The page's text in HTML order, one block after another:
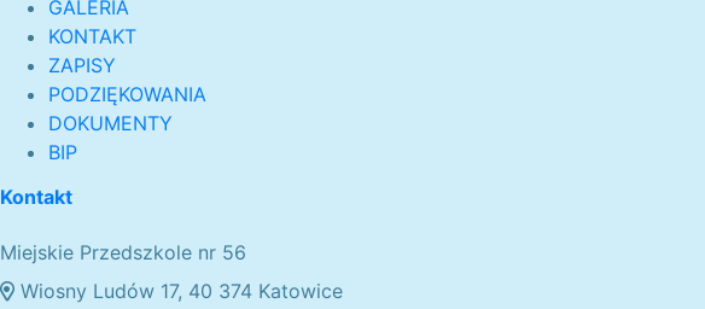
GALERIA
KONTAKT
ZAPISY
PODZIĘKOWANIA
DOKUMENTY
BIP
Kontakt
Miejskie Przedszkole nr 56
Wiosny Ludów 17, 40 374 Katowice